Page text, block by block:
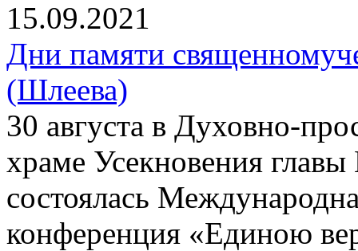
15.09.2021
Дни памяти
(Шлеева)
30 августа в Духовно-
храме Усекновения
состоялась
конференция «Единою